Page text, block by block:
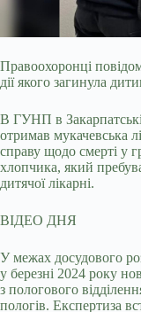
Правоохоронці
дії якого загинула
В ГУНП в
отримав мукачевська
справу щодо смерті у
хлопчика, який
дитячої лікарні.
ВІДЕО ДНЯ
У межах досудового
у березні 2024 року
з пологового
пологів. Експертиза